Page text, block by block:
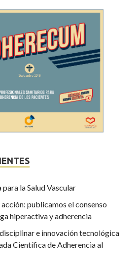
la Salud Vascular
publicamos el consenso
hiperactiva y adherencia
e innovación tecnológica
Científica de Adherencia al